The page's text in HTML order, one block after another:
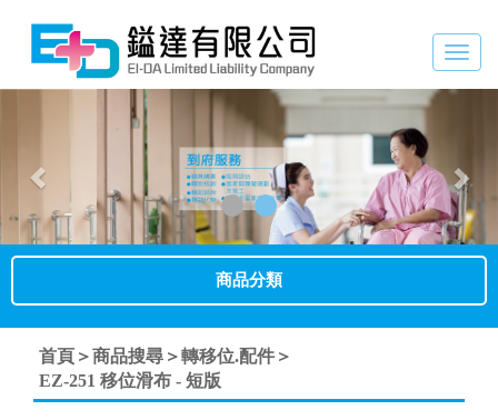
商品分類
首頁＞商品搜尋＞轉移位.配件＞
EZ-251 移位滑布 - 短版